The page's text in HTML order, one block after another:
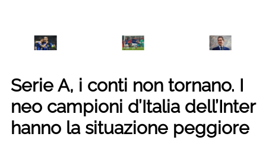
Serie A, i conti non tornano. I
neo campioni d’Italia dell’Inter
hanno la situazione peggiore